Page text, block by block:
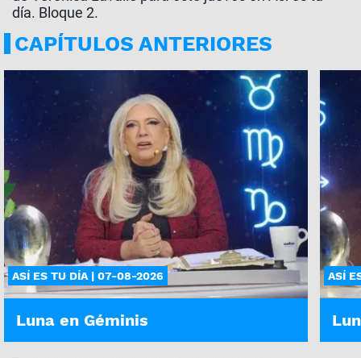
día. Bloque 2.
CAPÍTULOS ANTERIORES
ASÍ ES TU DÍA | 07-08-2026
Luna en Géminis
ASÍ